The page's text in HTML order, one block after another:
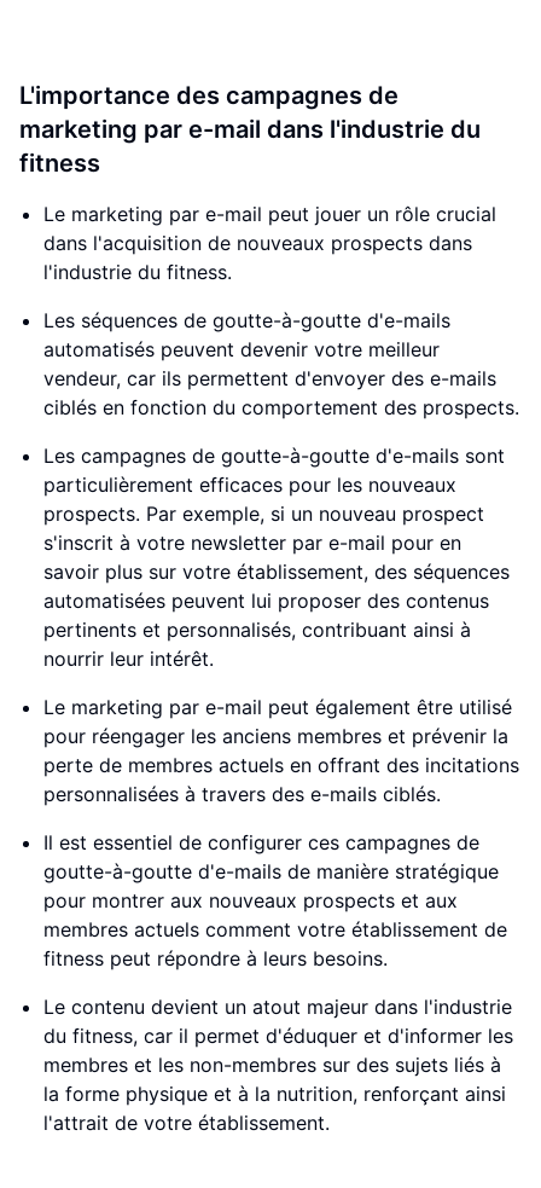
L'importance des campagnes de
marketing par e-mail dans l'industrie du
fitness
Le marketing par e-mail peut jouer un rôle crucial
dans l'acquisition de nouveaux prospects dans
l'industrie du fitness.
Les séquences de goutte-à-goutte d'e-mails
automatisés peuvent devenir votre meilleur
vendeur, car ils permettent d'envoyer des e-mails
ciblés en fonction du comportement des prospects.
Les campagnes de goutte-à-goutte d'e-mails sont
particulièrement efficaces pour les nouveaux
prospects. Par exemple, si un nouveau prospect
s'inscrit à votre newsletter par e-mail pour en
savoir plus sur votre établissement, des séquences
automatisées peuvent lui proposer des contenus
pertinents et personnalisés, contribuant ainsi à
nourrir leur intérêt.
Le marketing par e-mail peut également être utilisé
pour réengager les anciens membres et prévenir la
perte de membres actuels en offrant des incitations
personnalisées à travers des e-mails ciblés.
Il est essentiel de configurer ces campagnes de
goutte-à-goutte d'e-mails de manière stratégique
pour montrer aux nouveaux prospects et aux
membres actuels comment votre établissement de
fitness peut répondre à leurs besoins.
Le contenu devient un atout majeur dans l'industrie
du fitness, car il permet d'éduquer et d'informer les
membres et les non-membres sur des sujets liés à
la forme physique et à la nutrition, renforçant ainsi
l'attrait de votre établissement.